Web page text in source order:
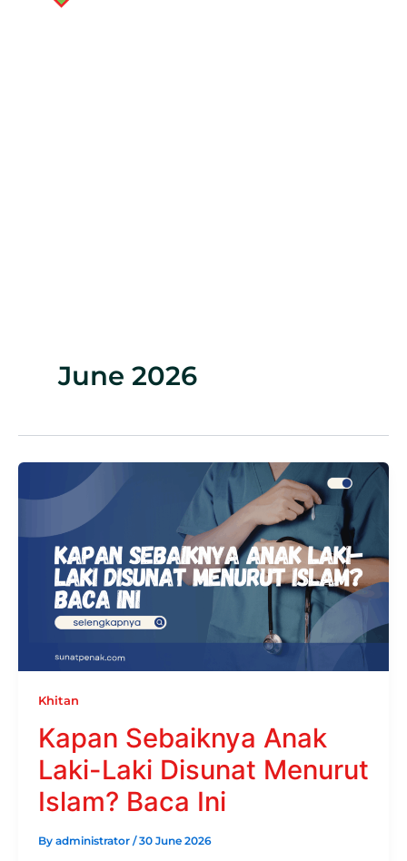
June 2026
Khitan
Kapan Sebaiknya Anak
Laki-Laki Disunat Menurut
Islam? Baca Ini
By administrator /30 June 2026